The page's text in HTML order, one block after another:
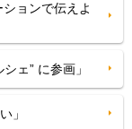
ョンで伝えよ
ェ” に参画」
」